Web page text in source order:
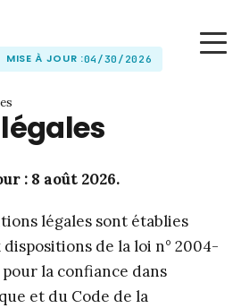
MISE À JOUR :04/30/2026
: 8 août 2026.
légales sont établies
de la loi n° 2004-
pour la confiance dans
et du Code de la